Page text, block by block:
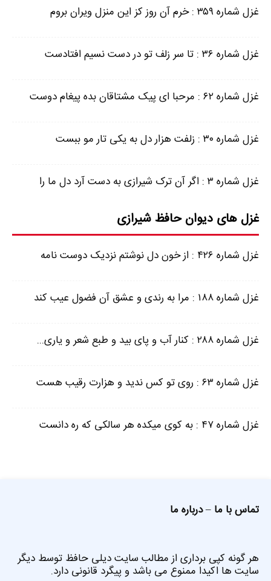
غزل شماره ۳۵۹ : خرم آن روز کز این منزل ویران بروم
غزل شماره ۳۶ : تا سر زلف تو در دست نسیم افتادست
غزل شماره ۶۲ : مرحبا ای پیک مشتاقان بده پیغام دوست
غزل شماره ۳۰ : زلفت هزار دل به یکی تار مو ببست
غزل شماره ۳ : اگر آن ترک شیرازی به دست آرد دل ما را
غزل های دیوان حافظ شیرازی
غزل شماره ۴۲۶ : از خون دل نوشتم نزدیک دوست نامه
غزل شماره ۱۸۸ : مرا به رندی و عشق آن فضول عیب کند
غزل شماره ۲۸۸ : کنار آب و پای بید و طبع شعر و یاری...
غزل شماره ۶۳ : روی تو کس ندید و هزارت رقیب هست
غزل شماره ۴۷ : به کوی میکده هر سالکی که ره دانست
تماس با ما –درباره ما
هر گونه کپی برداری از مطالب سایت دیلی حافظ توسط دیگر
سایت ها اکیدا ممنوع می باشد و پیگرد قانونی دارد.